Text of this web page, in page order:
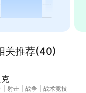
关推荐(40)
射击 战争
战术竞技